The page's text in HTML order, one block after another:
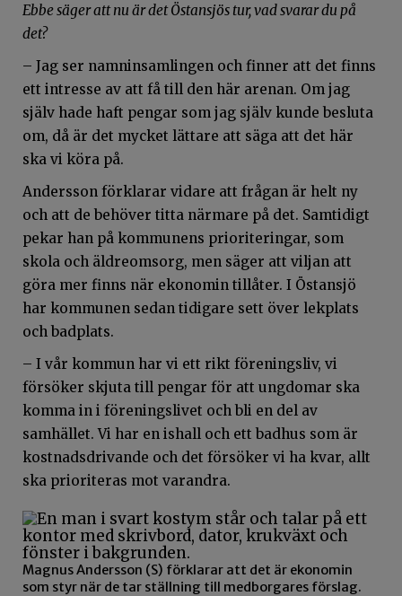
Ebbe säger att nu är det Östansjös tur, vad svarar du på
det?
– Jag ser namninsamlingen och finner att det finns
ett intresse av att få till den här arenan. Om jag
själv hade haft pengar som jag själv kunde besluta
om, då är det mycket lättare att säga att det här
ska vi köra på.
Andersson förklarar vidare att frågan är helt ny
och att de behöver titta närmare på det. Samtidigt
pekar han på kommunens prioriteringar, som
skola och äldreomsorg, men säger att viljan att
göra mer finns när ekonomin tillåter. I Östansjö
har kommunen sedan tidigare sett över lekplats
och badplats.
– I vår kommun har vi ett rikt föreningsliv, vi
försöker skjuta till pengar för att ungdomar ska
komma in i föreningslivet och bli en del av
samhället. Vi har en ishall och ett badhus som är
kostnadsdrivande och det försöker vi ha kvar, allt
ska prioriteras mot varandra.
Magnus Andersson (S) förklarar att det är ekonomin
som styr när de tar ställning till medborgares förslag.